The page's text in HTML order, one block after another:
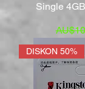
Single
Harga
DISKON 50%